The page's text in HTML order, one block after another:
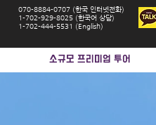
070-8884-0707 (한국 인터넷전화)
1-702-929-8025 (한국어 상담)
1-702-444-5531 (English)
소규모 프리미엄 투어